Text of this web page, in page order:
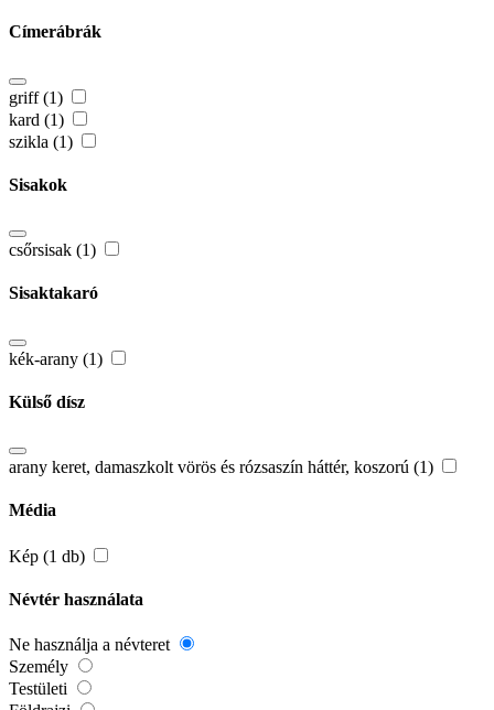
Címerábrák
griff (1)
kard (1)
szikla (1)
Sisakok
csőrsisak (1)
Sisaktakaró
kék-arany (1)
Külső dísz
arany keret, damaszkolt vörös és rózsaszín háttér, koszorú (1)
Média
Kép (1 db)
Névtér használata
Ne használja a névteret
Személy
Testületi